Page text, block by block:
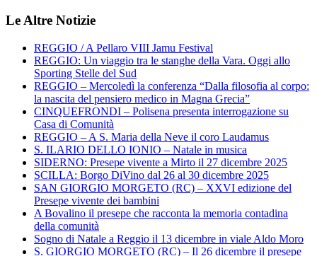
Le Altre Notizie
REGGIO / A Pellaro VIII Jamu Festival
REGGIO: Un viaggio tra le stanghe della Vara. Oggi allo
Sporting Stelle del Sud
REGGIO – Mercoledì la conferenza “Dalla filosofia al corpo:
la nascita del pensiero medico in Magna Grecia”
CINQUEFRONDI – Polisena presenta interrogazione su
Casa di Comunità
REGGIO – A S. Maria della Neve il coro Laudamus
S. ILARIO DELLO IONIO – Natale in musica
SIDERNO: Presepe vivente a Mirto il 27 dicembre 2025
SCILLA: Borgo DiVino dal 26 al 30 dicembre 2025
SAN GIORGIO MORGETO (RC) – XXVI edizione del
Presepe vivente dei bambini
A Bovalino il presepe che racconta la memoria contadina
della comunità
Sogno di Natale a Reggio il 13 dicembre in viale Aldo Moro
S. GIORGIO MORGETO (RC) – Il 26 dicembre il presepe